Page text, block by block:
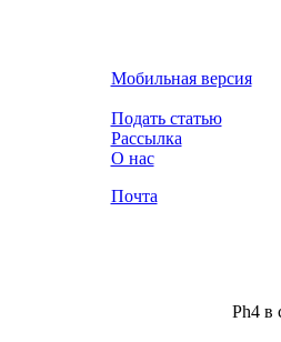
Мобильная версия
Подать статью
Рассылка
О нас
Почта
Ph4 в